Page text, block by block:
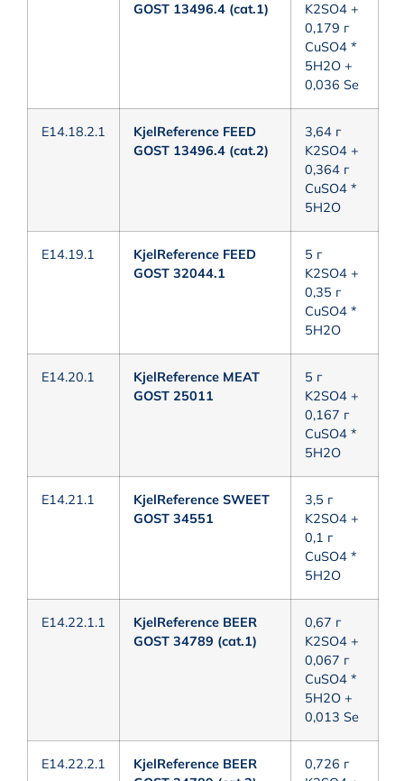
GOST 13496.4 (cat.1)
K2SO4 +
0,179 г
CuSO4 *
5H2O +
0,036 Se
E14.18.2.1
KjelReference FEED
GOST 13496.4 (cat.2)
3,64 г
K2SO4 +
0,364 г
CuSO4 *
5H2O
E14.19.1
KjelReference FEED
GOST 32044.1
5 г
K2SO4 +
0,35 г
CuSO4 *
5H2O
E14.20.1
KjelReference MEAT
GOST 25011
5 г
K2SO4 +
0,167 г
CuSO4 *
5H2O
E14.21.1
KjelReference SWEET
GOST 34551
3,5 г
K2SO4 +
0,1 г
CuSO4 *
5H2O
E14.22.1.1
KjelReference BEER
GOST 34789 (cat.1)
0,67 г
K2SO4 +
0,067 г
CuSO4 *
5H2O +
0,013 Se
E14.22.2.1
KjelReference BEER
0,726 г